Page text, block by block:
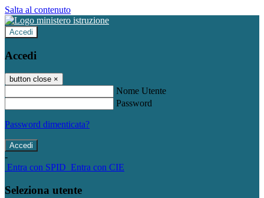
Salta al contenuto
Accedi
Accedi
button close ×
Nome Utente
Password
Password dimenticata?
-
Entra con SPID Entra con CIE
Seleziona utente